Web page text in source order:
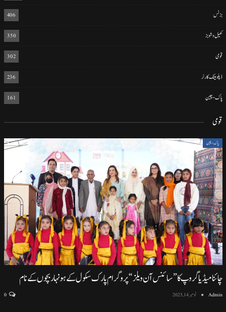
بزنس 406
کھیل و شوبز 350
قومی 302
ڈپلومیٹک کارنر 236
پاک-چین 161
قومی
پاک-چین
چائنا میڈیا گروپ کا ”سائنس آن ویلز“ پروگرام پارک سکول کے ہونہار بچوں کے نام
Admin نومبر 14, 2025 0